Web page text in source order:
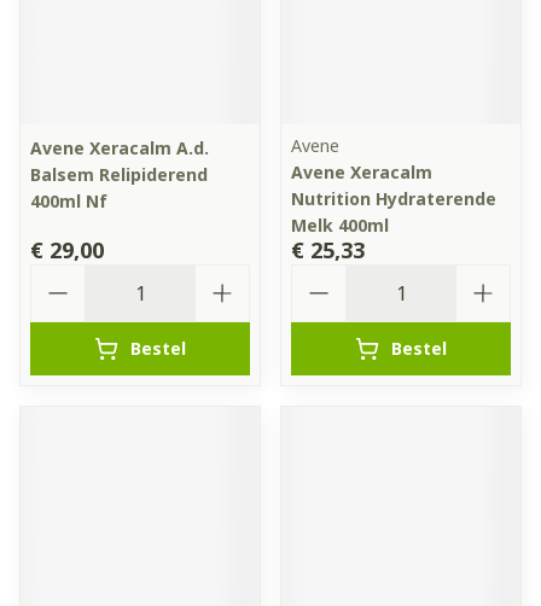
Avene Xeracalm A.d.
Balsem Relipiderend
400ml Nf
€ 29,00
Bestel
Avene
Avene Xeracalm
Nutrition Hydraterende
Melk 400ml
€ 25,33
Bestel